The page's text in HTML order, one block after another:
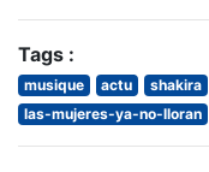
Tags :
musique actu shakira
las-mujeres-ya-no-lloran